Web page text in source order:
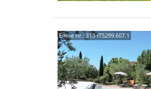
Emne nr.:313-IT5299.607.1